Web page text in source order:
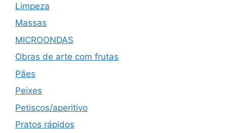
Limpeza
Massas
MICROONDAS
Obras de arte com frutas
Pães
Peixes
Petiscos/aperitivo
Pratos rápidos